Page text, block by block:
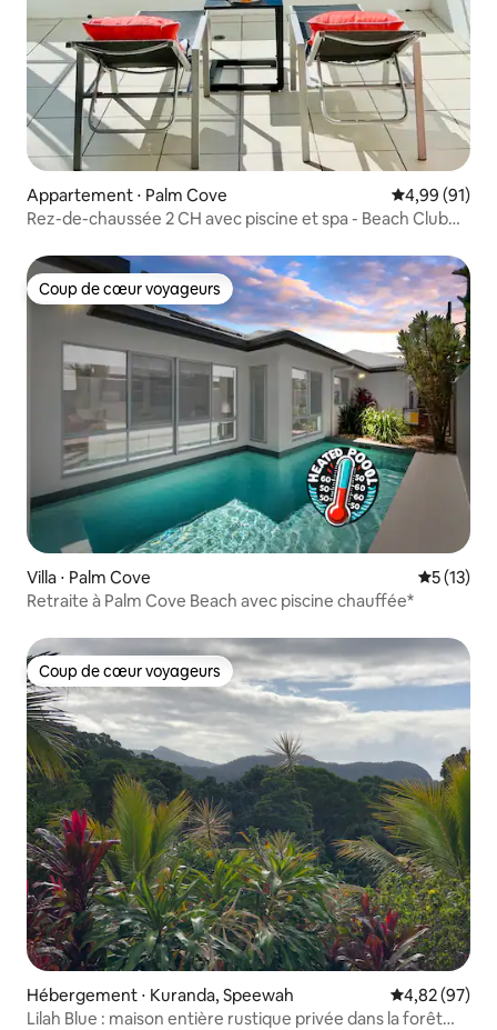
Appartement ⋅ Palm Cove Évaluation
4,99 (91)
Rez-de-chaussée 2 CH avec piscine et spa - Beach Club
Coup de cœur voyageurs
Coup de cœur voyageurs
Villa ⋅ Palm Cove
5 (13)
Retraite à Palm Cove Beach avec piscine chauffée*
Coup de cœur voyageurs
Coup de cœur voyageurs
Hébergement ⋅ Kuranda, Speewah Évaluation
4,82 (97)
Lilah Blue : maison entière rustique privée dans la forêt